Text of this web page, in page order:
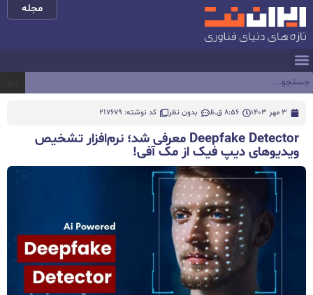
مجله
3 مهر 1403 8:56 ق.ظ بدون نظر کد نوشته: 217679
Deepfake Detector معرفی شد؛ نرم‌افزار تشخیص
ویدیوهای دیپ فیک از مک‌ آفی!